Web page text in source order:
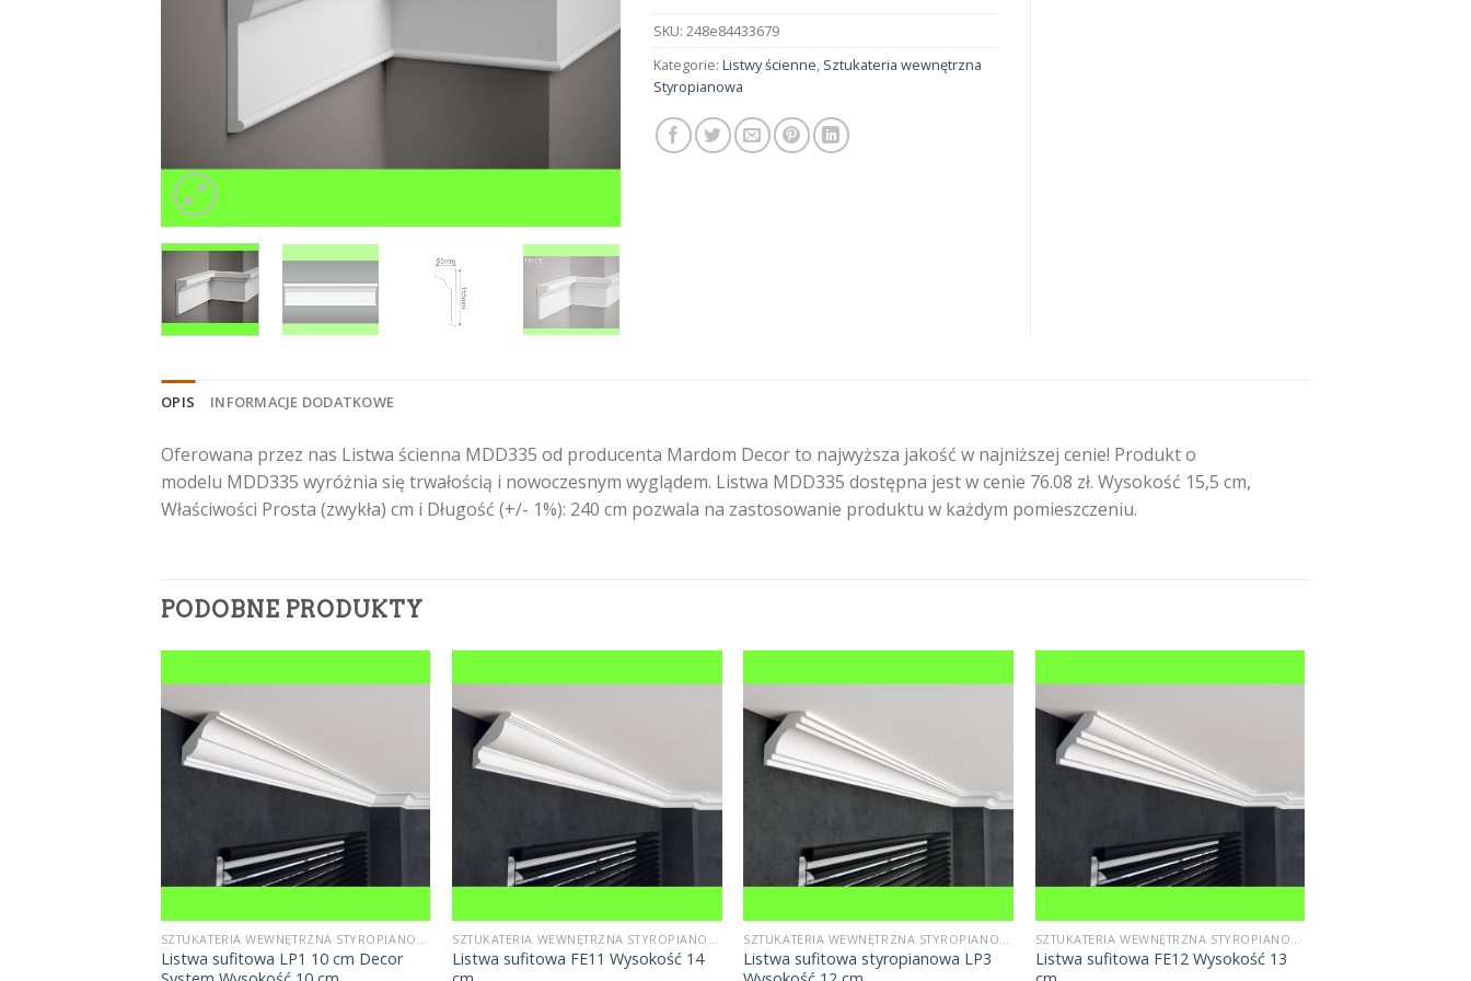
SKU: 248e84433679
Kategorie: Listwy ścienne, Sztukateria wewnętrzna
Styropianowa
OPIS INFORMACJE DODATKOWE
Oferowana przez nas Listwa ścienna MDD335 od producenta Mardom Decor to najwyższa jakość w najniższej cenie! Produkt o
modelu MDD335 wyróżnia się trwałością i nowoczesnym wyglądem. Listwa MDD335 dostępna jest w cenie 76.08 zł. Wysokość 15,5 cm,
Właściwości Prosta (zwykła) cm i Długość (+/- 1%): 240 cm pozwala na zastosowanie produktu w każdym pomieszczeniu.
PODOBNE PRODUKTY
SZTUKATERIA WEWNĘTRZNA STYROPIANOWA
Listwa sufitowa LP1 10 cm Decor
SZTUKATERIA WEWNĘTRZNA STYROPIANOWA
Listwa sufitowa FE11 Wysokość 14
SZTUKATERIA WEWNĘTRZNA STYROPIANOWA
Listwa sufitowa styropianowa LP3
SZTUKATERIA WEWNĘTRZNA STYROPIANOWA
Listwa sufitowa FE12 Wysokość 13